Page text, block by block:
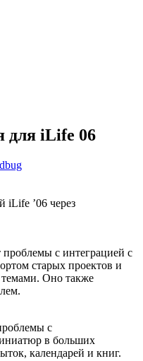
для iLife 06
iLife ’06 через
с интеграцией с
старых проектов и
Оно также
с
в больших
календарей и книг.